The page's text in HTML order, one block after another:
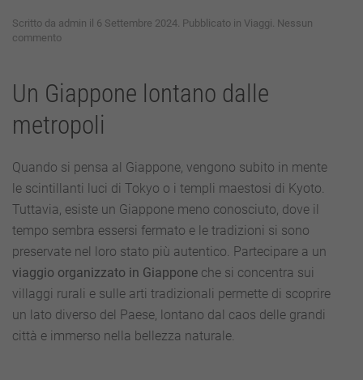
Scritto da admin il 6 Settembre 2024. Pubblicato in Viaggi. Nessun
commentosu
alla
scoperta
villaggi
rurali
delle
arti
Un Giappone lontano dalle
metropoli
Quando si pensa al Giappone, vengono subito in mente
le scintillanti luci di Tokyo o i templi maestosi di Kyoto.
Tuttavia, esiste un Giappone meno conosciuto, dove il
tempo sembra essersi fermato e le tradizioni si sono
preservate nel loro stato più autentico. Partecipare a un
viaggio organizzato in Giappone che si concentra sui
villaggi rurali e sulle arti tradizionali permette di scoprire
un lato diverso del Paese, lontano dal caos delle grandi
città e immerso nella bellezza naturale.